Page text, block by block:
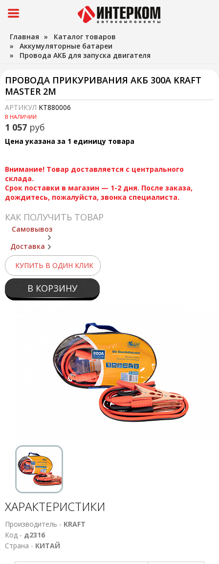
Главная » Каталог товаров
» Аккумуляторные батареи
» Провода АКБ для запуска двигателя
ПРОВОДА ПРИКУРИВАНИЯ АКБ 300А KRAFT
MASTER 2М
АРТИКУЛ KT880006
В НАЛИЧИИ
1 057 руб
Цена указана за 1 единицу товара
Внимание! Товар доставляется с центрального
склада.
Срок поставки в магазин — 1-2 дня. После заказа,
дождитесь, пожалуйста, звонка специалиста.
КАК ПОЛУЧИТЬ ТОВАР
Самовывоз
Доставка
КУПИТЬ В ОДИН КЛИК
В КОРЗИНУ
ХАРАКТЕРИСТИКИ
Производитель - KRAFT
Код - д2316
Страна - КИТАЙ